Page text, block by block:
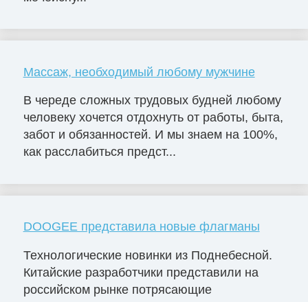
Массаж, необходимый любому мужчине
В череде сложных трудовых будней любому
человеку хочется отдохнуть от работы, быта,
забот и обязанностей. И мы знаем на 100%,
как расслабиться предст...
DOOGEE представила новые флагманы
Технологические новинки из Поднебесной.
Китайские разработчики представили на
российском рынке потрясающие